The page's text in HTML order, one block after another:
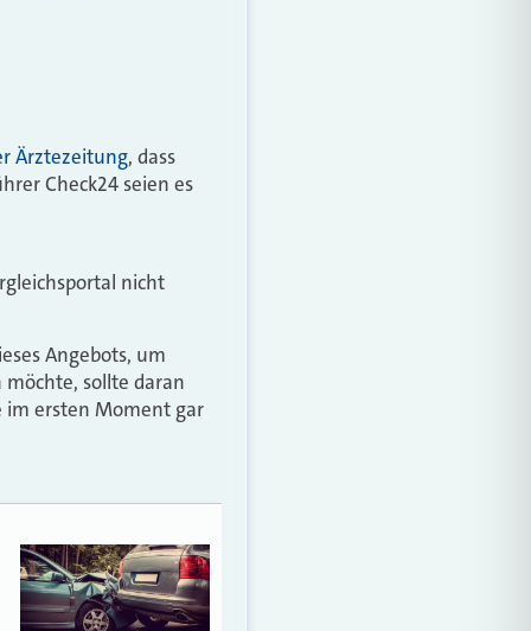
Ärztezeitung, dass
Check24 seien es
nicht
Angebots, um
sollte daran
im ersten Moment gar